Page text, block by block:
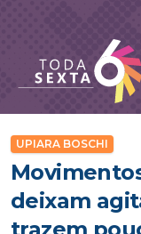
Toda Sexta - 4oito
UPIARA BOSCHI
deixam